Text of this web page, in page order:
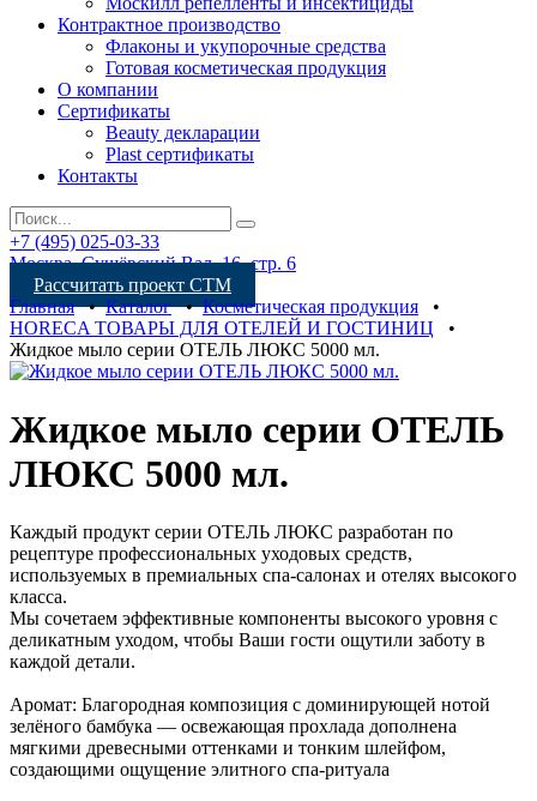
Контрактное производство
Флаконы и укупорочные средства
Готовая косметическая продукция
О компании
Сертификаты
Beauty декларации
Plast сертификаты
Контакты
+7 (495) 025-03-33
Москва, Сущёвский Вал, 16, стр. 6
Рассчитать проект СТМ
Главная•Каталог•Косметическая продукция •
HORECA ТОВАРЫ ДЛЯ ОТЕЛЕЙ И ГОСТИНИЦ •
Жидкое мыло серии ОТЕЛЬ ЛЮКС 5000 мл.
Жидкое мыло серии ОТЕЛЬ
ЛЮКС 5000 мл.
Каждый продукт серии ОТЕЛЬ ЛЮКС разработан по
рецептуре профессиональных уходовых средств,
используемых в премиальных спа-салонах и отелях высокого
класса.
Мы сочетаем эффективные компоненты высокого уровня с
деликатным уходом, чтобы Ваши гости ощутили заботу в
каждой детали.
Аромат: Благородная композиция с доминирующей нотой
зелёного бамбука — освежающая прохлада дополнена
мягкими древесными оттенками и тонким шлейфом,
создающими ощущение элитного спа-ритуала